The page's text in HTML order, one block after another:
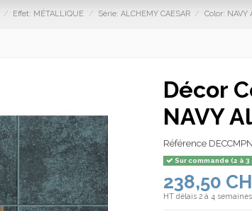
Effet: MÉTALLIQUE Série: ALCHEMY CAESAR Color: NAVY
Décor
NAVY
Référence
Sur commande (2 à
238,50
HTdélais 2 à 4